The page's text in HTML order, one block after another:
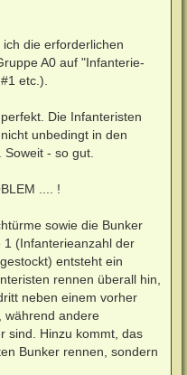
die erforderlichen
A0 auf "Infanterie-
etc.).
Die Infanteristen
unbedingt in den
Soweit - so gut.
.... !
sowie die Bunker
(Infanterieanzahl der
entsteht ein
rennen überall hin,
neben einem vorher
während andere
sind. Hinzu kommt, das
Bunker rennen, sondern